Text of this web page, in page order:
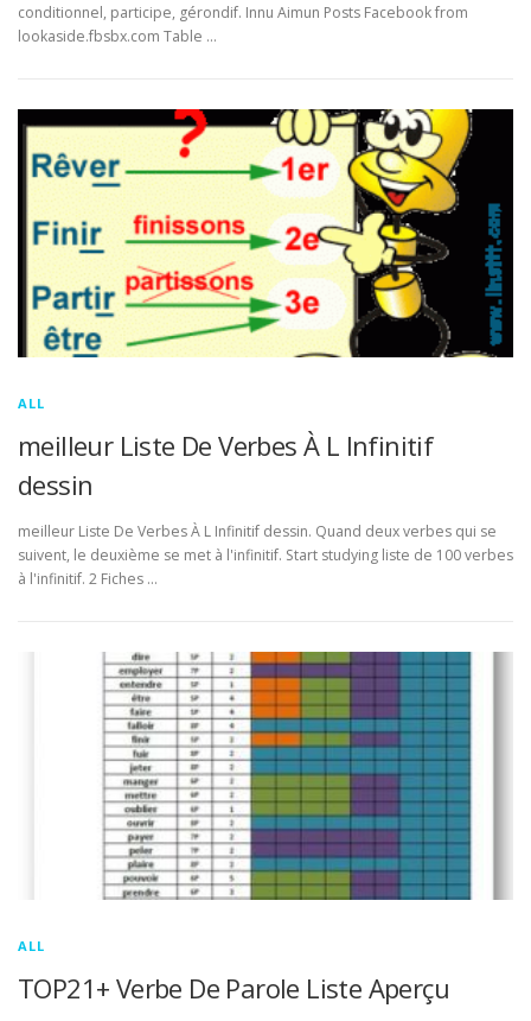
conditionnel, participe, gérondif. Innu Aimun Posts Facebook from
lookaside.fbsbx.com Table …
ALL
meilleur Liste De Verbes À L Infinitif
dessin
meilleur Liste De Verbes À L Infinitif dessin. Quand deux verbes qui se
suivent, le deuxième se met à l'infinitif. Start studying liste de 100 verbes
à l'infinitif. 2 Fiches …
ALL
TOP21+ Verbe De Parole Liste Aperçu